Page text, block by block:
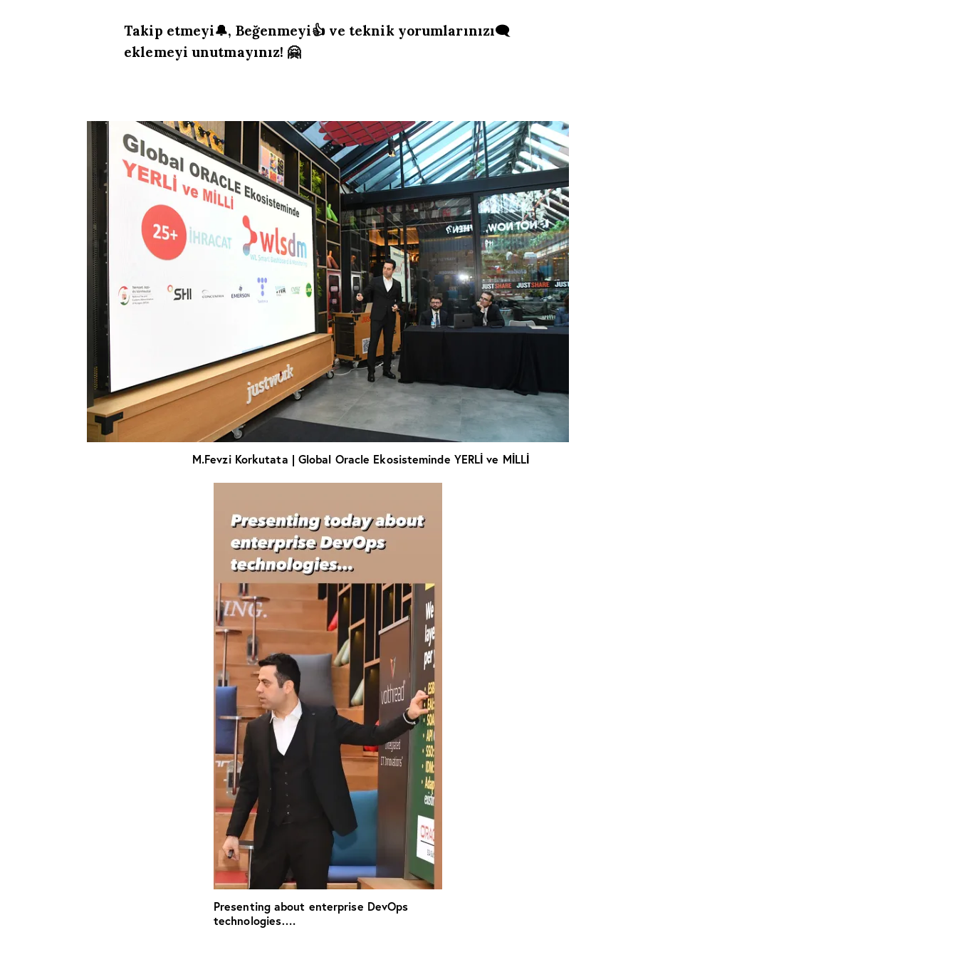
Takip etmeyi🔔, Beğenmeyi👍 ve teknik yorumlarınızı🗨️
eklemeyi unutmayınız! 🤗
M.Fevzi Korkutata | Global Oracle Ekosisteminde YERLİ ve MİLLİ
Presenting about enterprise DevOps
technologies….